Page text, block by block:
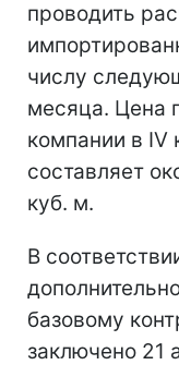
проводить
числу
месяца. Цена
компании в IV
составляет
куб. м.
В
базовому
заключено 21